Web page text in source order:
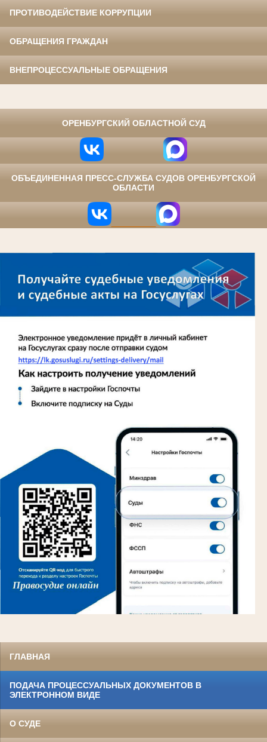
ПРОТИВОДЕЙСТВИЕ КОРРУПЦИИ
ОБРАЩЕНИЯ ГРАЖДАН
ВНЕПРОЦЕССУАЛЬНЫЕ ОБРАЩЕНИЯ
ОРЕНБУРГСКИЙ ОБЛАСТНОЙ СУД
ОБЪЕДИНЕННАЯ ПРЕСС-СЛУЖБА СУДОВ ОРЕНБУРГСКОЙ
ОБЛАСТИ
ГЛАВНАЯ
ПОДАЧА ПРОЦЕССУАЛЬНЫХ ДОКУМЕНТОВ В
ЭЛЕКТРОННОМ ВИДЕ
О СУДЕ